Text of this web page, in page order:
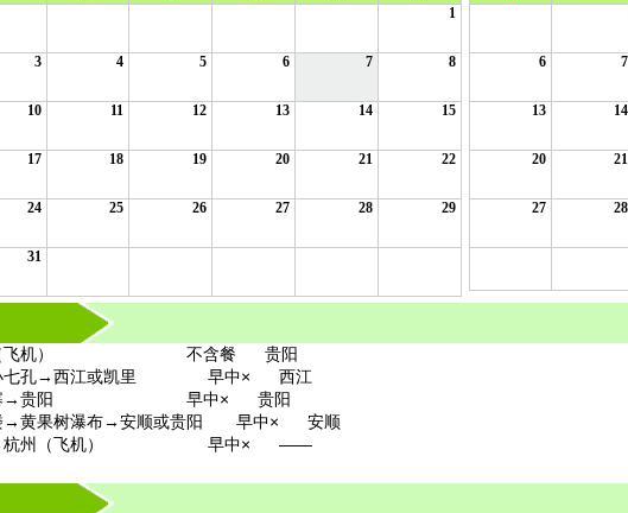
阳（飞机） 不含餐 贵阳
小七孔→西江或凯里 早中× 西江
苗寨→贵阳 早中× 贵阳
→黄果树瀑布→安顺或贵阳 早中× 安顺
阳→杭州（飞机） 早中× ——